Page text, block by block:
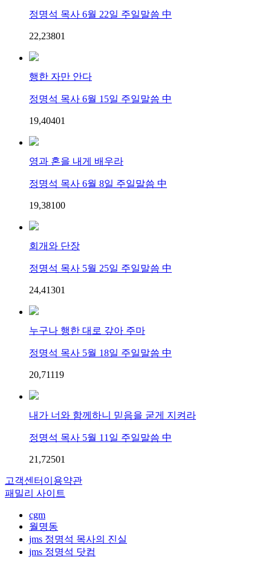
정명석 목사 6월 22일 주일말씀 中
22,23801
행한 자만 안다
정명석 목사 6월 15일 주일말씀 中
19,40401
영과 혼을 내게 배우라
정명석 목사 6월 8일 주일말씀 中
19,38100
회개와 단장
정명석 목사 5월 25일 주일말씀 中
24,41301
누구나 행한 대로 갚아 주마
정명석 목사 5월 18일 주일말씀 中
20,71119
내가 너와 함께하니 믿음을 굳게 지켜라
정명석 목사 5월 11일 주일말씀 中
21,72501
고객센터 이용약관
패밀리 사이트
cgm
월명동
jms 정명석 목사의 진실
jms 정명석 닷컴